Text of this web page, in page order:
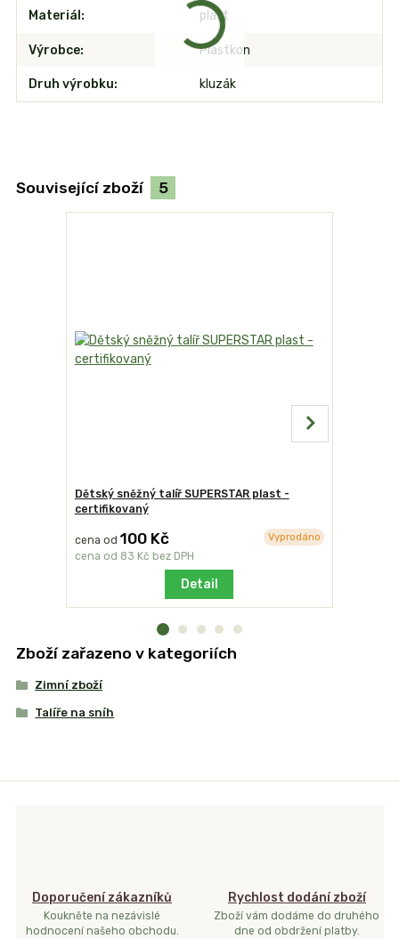
Materiál plast
Výrobce Plastkon
Druh výrobku kluzák
Související zboží 5
Dětský sněžný talíř SUPERSTAR plast -
certifikovaný
cena od 100 Kč
cena od 83 Kč bez DPH
Vyprodáno
Detail
Zboží zařazeno v kategoriích
Zimní zboží
Talíře na sníh
Doporučení zákazníků
Koukněte na nezávislé
hodnocení našeho obchodu.
Rychlost dodání zboží
Zboží vám dodáme do druhého
dne od obdržení platby.